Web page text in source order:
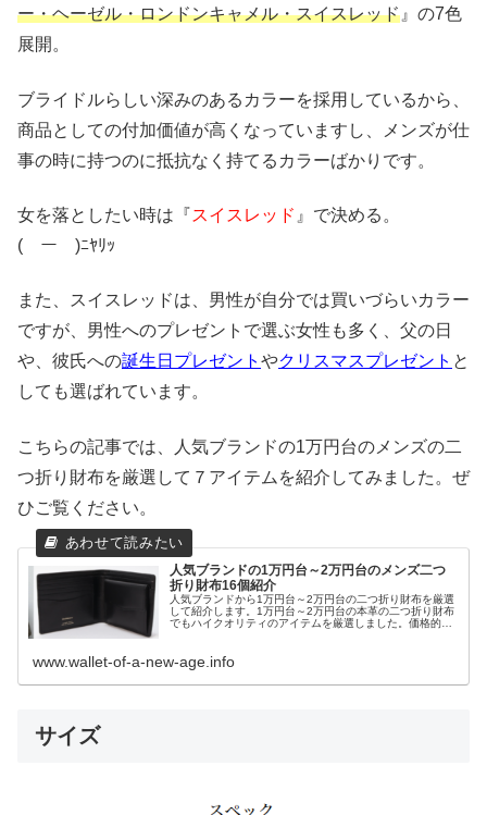
ー・ヘーゼル・ロンドンキャメル・スイスレッド 』の7色
展開。
ブライドルらしい深みのあるカラーを採用しているから、
商品としての付加価値が高くなっていますし、メンズが仕
事の時に持つのに抵抗なく持てるカラーばかりです。
女を落としたい時は『スイスレッド 』で決める。
(￣ー￣)ﾆﾔﾘｯ
また、スイスレッドは、男性が自分では買いづらいカラー
ですが、男性へのプレゼントで選ぶ女性も多く、父の日
や、彼氏への誕生日プレゼント やクリスマスプレゼント と
しても選ばれています。
こちらの記事では、人気ブランドの1万円台のメンズの二
つ折り財布を厳選して７アイテムを紹介してみました。ぜ
ひご覧ください。
人気ブランドの1万円台～2万円台のメンズ二つ
折り財布16個紹介
人気ブランドから1万円台～2万円台の二つ折り財布を厳選
して紹介します。1万円台～2万円台の本革の二つ折り財布
でもハイクオリティのアイテムを厳選しました。価格的に
www.wallet-of-a-new-age.info
サイズ